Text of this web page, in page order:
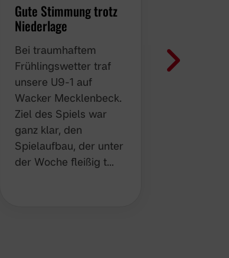
Gute Stimmung trotz
Niederlage
Bei traumhaftem
Frühlingswetter traf
unsere U9-1 auf
Wacker Mecklenbeck.
Ziel des Spiels war
ganz klar, den
Spielaufbau, der unter
der Woche fleißig t…
unsere